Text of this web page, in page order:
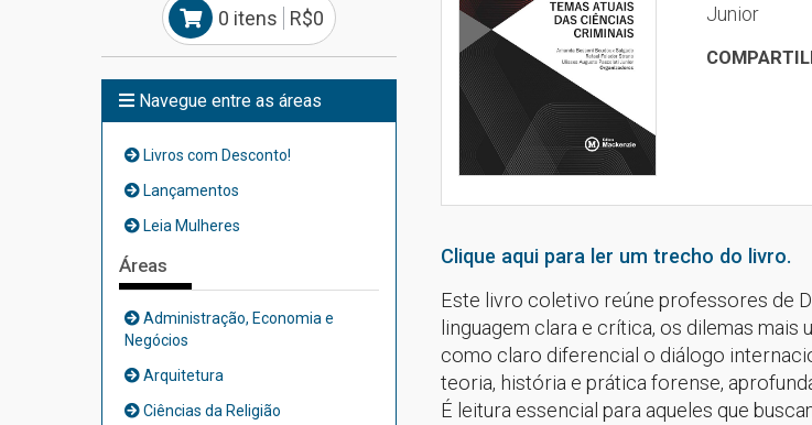
0 itens R$0
Navegue entre as áreas
Livros com Desconto!
Lançamentos
Leia Mulheres
Áreas
Administração, Economia e
Negócios
Arquitetura
Ciências da Religião
Junior
Clique aqui para ler um trecho do livro.
Este livro coletivo reúne professores de
linguagem clara e crítica, os dilemas
como claro diferencial o diálogo
teoria, história e prática forense,
É leitura essencial para aqueles que